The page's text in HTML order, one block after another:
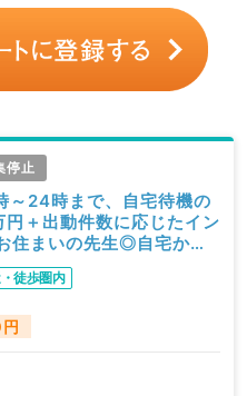
停止
～24時まで、自宅待機の
＋出動件数に応じたイン
住まいの先生◎自宅から
常勤）
徒歩圏内